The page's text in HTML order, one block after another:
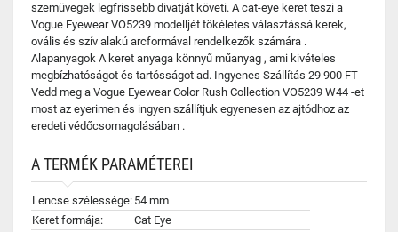
szemüvegek legfrissebb divatját követi. A cat-eye keret teszi a
Vogue Eyewear VO5239 modelljét tökéletes választássá kerek,
ovális és szív alakú arcformával rendelkezők számára .
Alapanyagok A keret anyaga könnyű műanyag , ami kivételes
megbízhatóságot és tartósságot ad. Ingyenes Szállítás 29 900 FT
Vedd meg a Vogue Eyewear Color Rush Collection VO5239 W44 -et
most az eyerimen és ingyen szállítjuk egyenesen az ajtódhoz az
eredeti védőcsomagolásában .
A TERMÉK PARAMÉTEREI
Lencse szélessége: 54 mm
Keret formája:
Cat Eye